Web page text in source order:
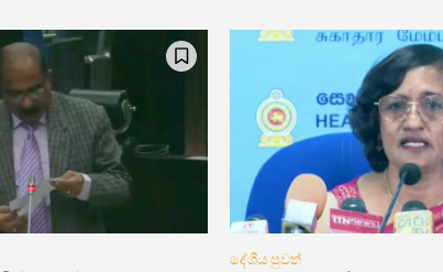
දේශීය පුවත්